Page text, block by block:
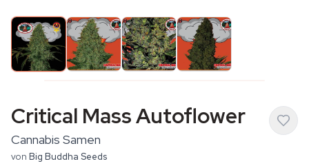
Critical Mass Autoflower
Cannabis Samen
von Big Buddha Seeds